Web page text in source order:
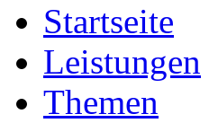
Startseite
Leistungen
Themen